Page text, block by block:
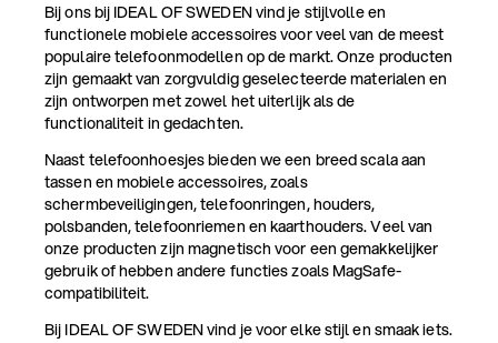
Bij ons bij IDEAL OF SWEDEN vind je stijlvolle en
functionele mobiele accessoires voor veel van de meest
populaire telefoonmodellen op de markt. Onze producten
zijn gemaakt van zorgvuldig geselecteerde materialen en
zijn ontworpen met zowel het uiterlijk als de
functionaliteit in gedachten.
Naast telefoonhoesjes bieden we een breed scala aan
tassen en mobiele accessoires, zoals
schermbeveiligingen, telefoonringen, houders,
polsbanden, telefoonriemen en kaarthouders. Veel van
onze producten zijn magnetisch voor een gemakkelijker
gebruik of hebben andere functies zoals MagSafe-
compatibiliteit.
Bij IDEAL OF SWEDEN vind je voor elke stijl en smaak iets.